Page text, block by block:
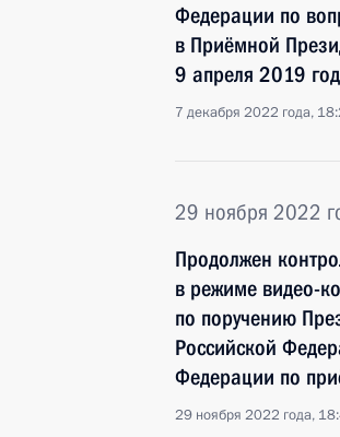
Федерации по
в Приёмной
9 апреля 2019
7 декабря 2022 года,
29 ноября 2022
Продолжен
в режиме видео-
по поручению
Российской
Федерации по
29 ноября 2022 года,